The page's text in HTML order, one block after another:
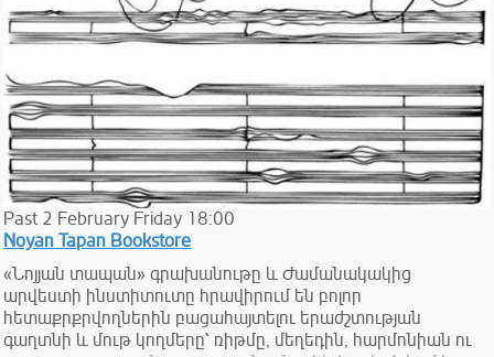
Past 2 February Friday 18:00
Noyan Tapan Bookstore
«Նոյյան տապան» գրախանութը և Ժամանակակից
արվեստի ինստիտուտը հրավիրում են բոլոր
հետաքրքրվողներին բացահայտելու երաժշտության
գաղտնի և մութ կողմերը՝ ռիթմը, մեղեդին, հարմոնիան ու